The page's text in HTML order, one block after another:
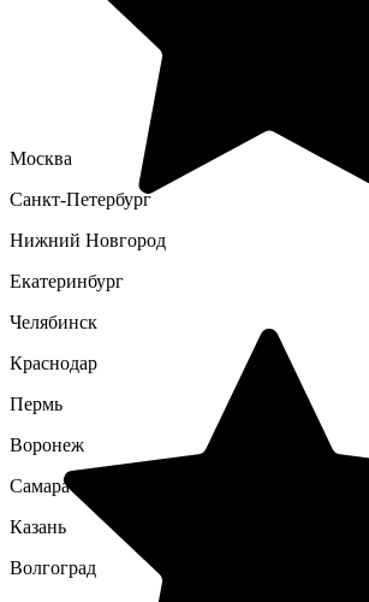
Москва
Санкт-Петербург
Нижний Новгород
Екатеринбург
Челябинск
Краснодар
Пермь
Воронеж
Самара
Казань
Волгоград